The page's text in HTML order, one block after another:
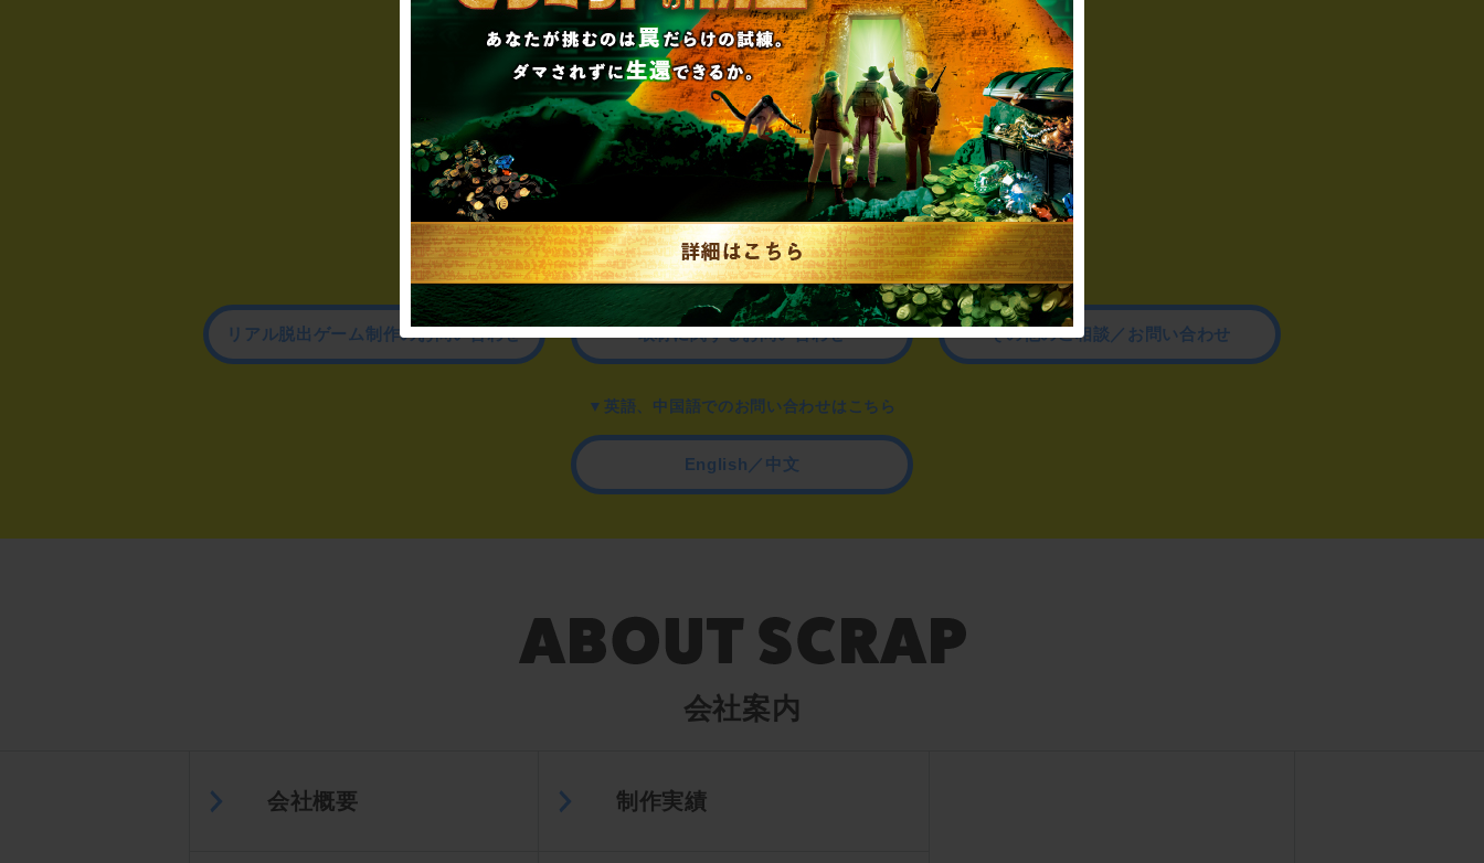
お気軽にお問い合わせください。
▼一般のお客様はこちら
公演内容、チケットのお問い合わせ
▼企業／法人の方はこちら
リアル脱出ゲーム制作のお問い合わせ 取材に関するお問い合わせ その他のご相談／お問い合わせ
▼英語、中国語でのお問い合わせはこちら
English／中文
会社案内
会社概要 制作実績